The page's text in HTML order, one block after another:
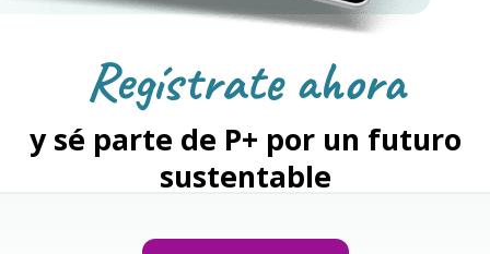
Regístrate ahora
y sé parte de P+ por un futuro
sustentable